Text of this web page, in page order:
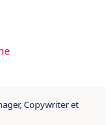
Copywriter et